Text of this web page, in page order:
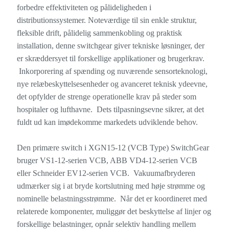
forbedre effektiviteten og pålideligheden i
distributionssystemer. Noteværdige til sin enkle struktur,
fleksible drift, pålidelig sammenkobling og praktisk
installation, denne switchgear giver tekniske løsninger, der
er skræddersyet til forskellige applikationer og brugerkrav.
Inkorporering af spænding og nuværende sensorteknologi,
nye relæbeskyttelsesenheder og avanceret teknisk ydeevne,
det opfylder de strenge operationelle krav på steder som
hospitaler og lufthavne. Dets tilpasningsevne sikrer, at det
fuldt ud kan imødekomme markedets udviklende behov.
Den primære switch i XGN15-12 (VCB Type) SwitchGear
bruger VS1-12-serien VCB, ABB VD4-12-serien VCB
eller Schneider EV12-serien VCB. Vakuumafbryderen
udmærker sig i at bryde kortslutning med høje strømme og
nominelle belastningsstrømme. Når det er koordineret med
relaterede komponenter, muliggør det beskyttelse af linjer og
forskellige belastninger, opnår selektiv handling mellem